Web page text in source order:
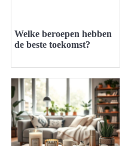
Welke beroepen hebben
de beste toekomst?